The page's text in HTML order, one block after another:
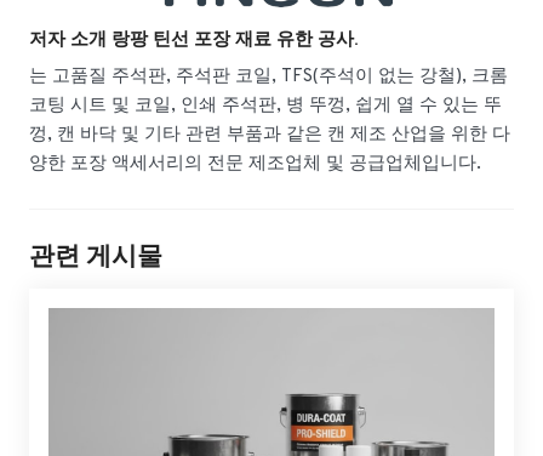
저자 소개 랑팡 틴선 포장 재료 유한 공사.
는 고품질 주석판, 주석판 코일, TFS(주석이 없는 강철), 크롬
코팅 시트 및 코일, 인쇄 주석판, 병 뚜껑, 쉽게 열 수 있는 뚜
껑, 캔 바닥 및 기타 관련 부품과 같은 캔 제조 산업을 위한 다
양한 포장 액세서리의 전문 제조업체 및 공급업체입니다.
관련 게시물